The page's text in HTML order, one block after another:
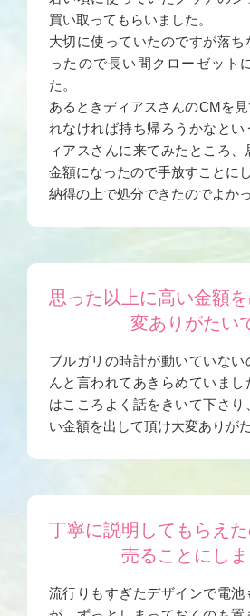
買い取ってもらいました。
大切に使っていたのですが落ち
ったので長い間クローゼット
た。
あるときディアスさんのCMを
れなければ持ち帰ろうかなと
ィアスさんに来てみたところ
金額になったので手放すことに
納得の上で処分できたのでよか
思った以上に高い金額
変ありがたい
ブルガリの時計が動いていな
んと言われてあきらめていま
はこころよく話をきいて下さり
い金額を出して頂け大変ありが
丁寧に説明してもらえ
売ることにし
流行りもすぎたデザインで電池